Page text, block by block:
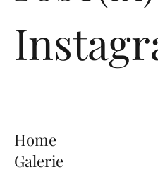
Home
Galerie